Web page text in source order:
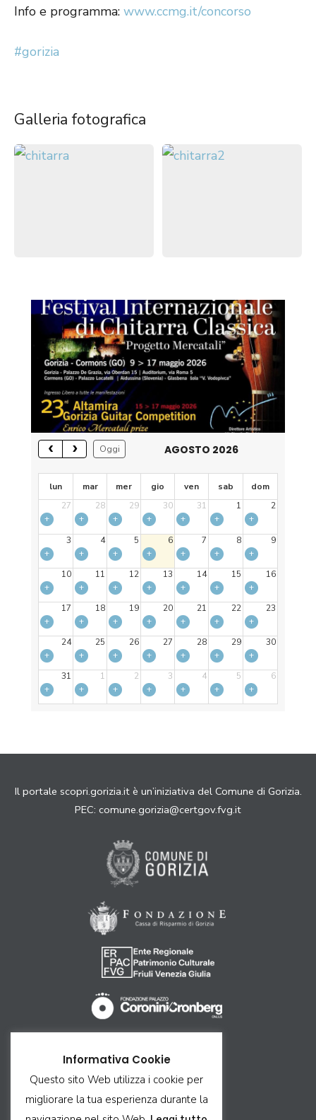
Info e programma: www.ccmg.it/concorso
#gorizia
Galleria fotografica
Oggi AGOSTO 2026
lun mar mer gio ven sab
dom
27
28 29 30 31 1
2
+
+ + + + +
+
3
4 5 6 7 8
9
+
+ + + + +
+
10
11 12 13 14 15
16
+
+ + + + +
+
17
18 19 20 21 22
23
+
+ + + + +
+
24
25 26 27 28 29
30
+
+ + + + +
+
31
1 2 3 4 5
6
+
+ + + + + +
Il portale scopri.gorizia.it è un’iniziativa del Comune di Gorizia.
PEC: comune.gorizia@certgov.fvg.it
Ricettività
Contatti
Informativa Cookie
Questo sito Web utilizza i cookie per
migliorare la tua esperienza durante la